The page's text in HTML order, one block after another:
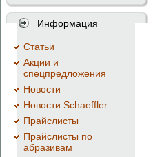
Информация
Cтатьи
Акции и
спецпредложения
Новости
Новости Schaeffler
Прайслисты
Прайслисты по
абразивам